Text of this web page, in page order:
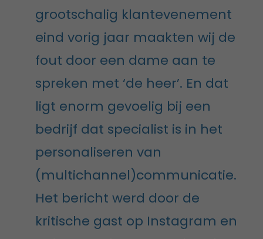
grootschalig klantevenement
eind vorig jaar maakten wij de
fout door een dame aan te
spreken met ‘de heer’. En dat
ligt enorm gevoelig bij een
bedrijf dat specialist is in het
personaliseren van
(multichannel)communicatie.
Het bericht werd door de
kritische gast op Instagram en